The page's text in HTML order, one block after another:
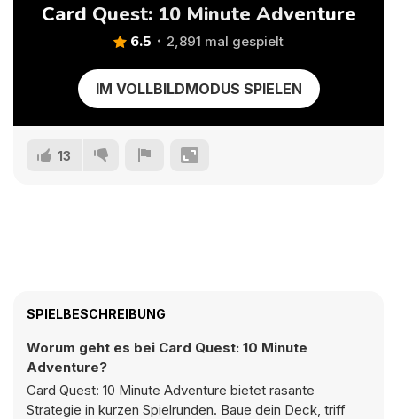
Card Quest: 10 Minute Adventure
6.5 2,891 mal gespielt
IM VOLLBILDMODUS SPIELEN
13
SPIELBESCHREIBUNG
Worum geht es bei Card Quest: 10 Minute
Adventure?
Card Quest: 10 Minute Adventure bietet rasante
Strategie in kurzen Spielrunden. Baue dein Deck, triff